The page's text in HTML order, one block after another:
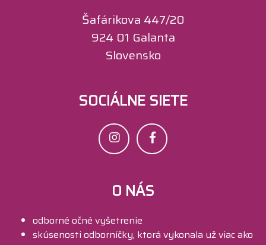
Šafárikova 447/20
924 01 Galanta
Slovensko
SOCIÁLNE SIETE
O NÁS
odborné očné vyšetrenie
skúsenosti odborníčky, ktorá vykonala už viac ako